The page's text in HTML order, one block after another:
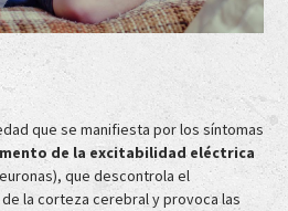
que se manifiesta por los síntomas
de la excitabilidad eléctrica
que descontrola el
la corteza cerebral y provoca las